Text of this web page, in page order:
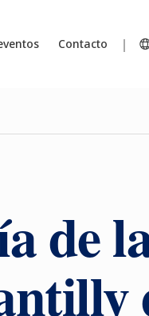
Contacto
de